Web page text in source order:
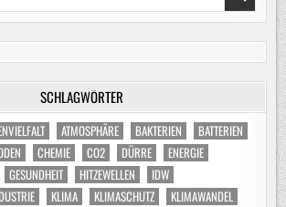
SCHLAGWÖRTER
ATMOSPHÄRE BAKTERIEN
BATTERIEN
CHEMIE CO2 DÜRRE
ENERGIE
GESUNDHEIT HITZEWELLEN
IDW
KLIMA KLIMASCHUTZ
KLIMAWANDEL